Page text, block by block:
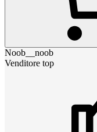
Noob__noob
Venditore top